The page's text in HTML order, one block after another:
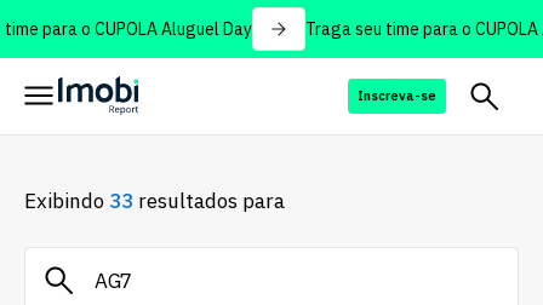
para o CUPOLA Aluguel Day Traga seu time para o CUPOLA
Inscreva-se
Exibindo 33 resultados para